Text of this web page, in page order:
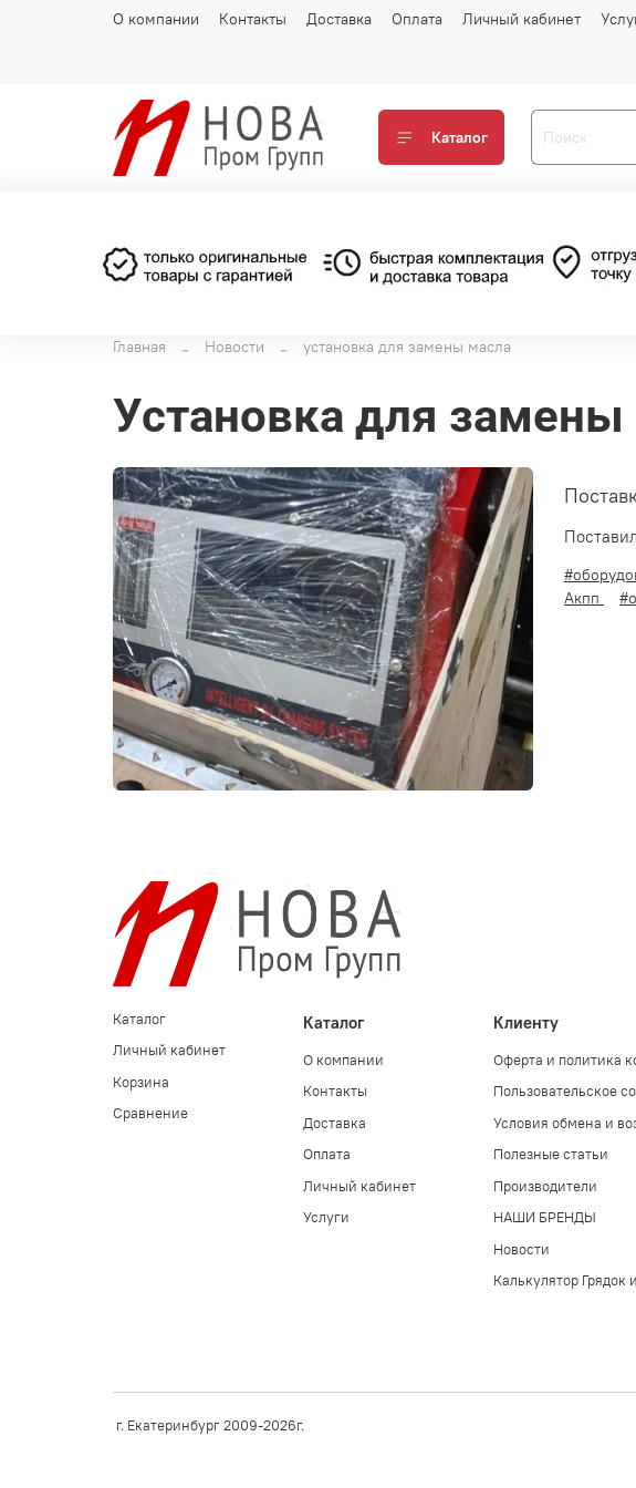
О компании Контакты Доставка Оплата Личный кабинет
Каталог
Главная Новости установка для замены масла
установка для
Акпп
Каталог
Личный кабинет
Корзина
Сравнение
Каталог
О компании
Контакты
Доставка
Оплата
Личный кабинет
Услуги
Клиенту
Оферта и политика
Пользовательское
Условия обмена и
Полезные статьи
Производители
НАШИ БРЕНДЫ
Новости
Калькулятор Грядок
г. Екатеринбург 2009-2026г.